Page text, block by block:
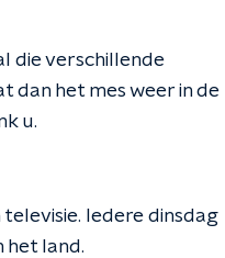
die verschillende
dan het mes weer in de
u.
Iedere dinsdag
het land.